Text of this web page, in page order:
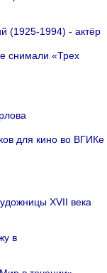
(1925-1994) - актёр
снимали «Трех
для кино во ВГИКе
XVII века
в